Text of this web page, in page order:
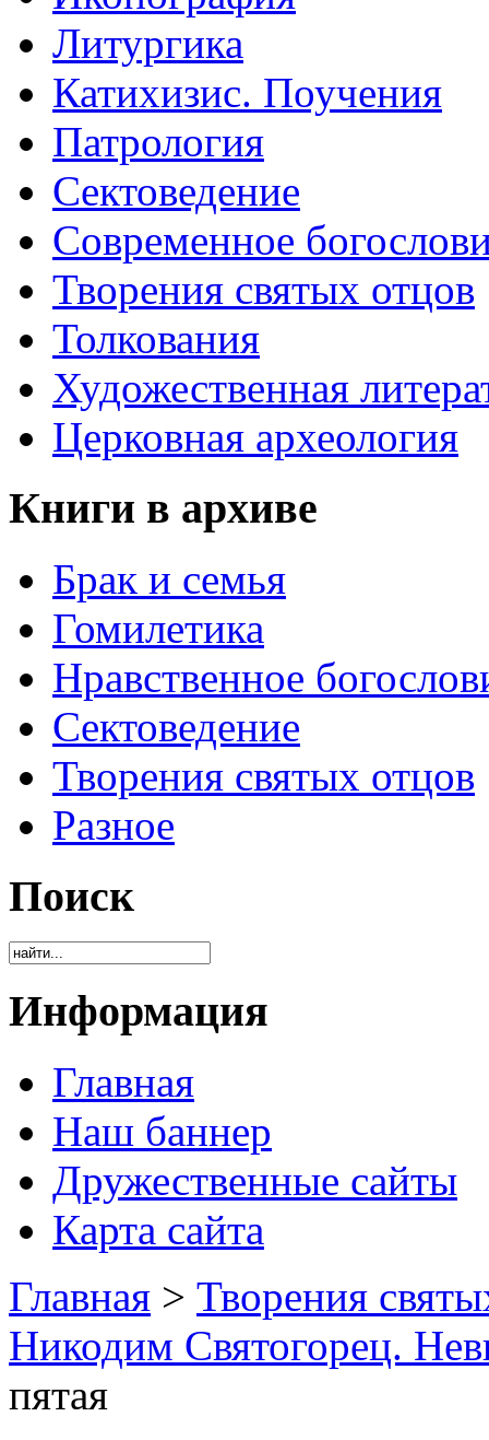
Литургика
Катихизис. Поучения
Патрология
Сектоведение
Современное
Творения святых отцов
Толкования
Художественная
Церковная археология
Книги в архиве
Брак и семья
Гомилетика
Нравственное
Сектоведение
Творения святых отцов
Разное
Поиск
Информация
Главная
Наш баннер
Дружественные сайты
Карта сайта
Главная > Творения
Никодим Святогорец.
пятая